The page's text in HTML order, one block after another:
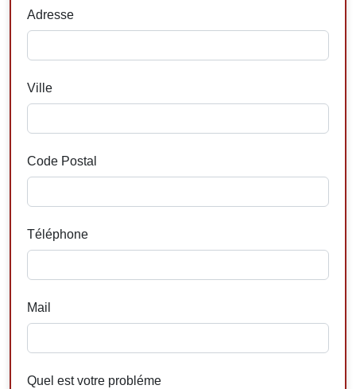
Adresse
Ville
Code Postal
Téléphone
Mail
Quel est votre probléme